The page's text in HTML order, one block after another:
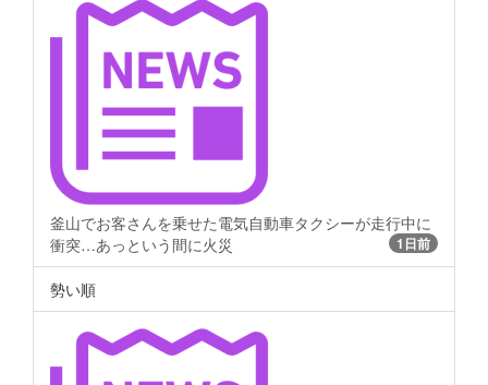
釜山でお客さんを乗せた電気自動車タクシーが走行中に
衝突…あっという間に火災
1日前
勢い順